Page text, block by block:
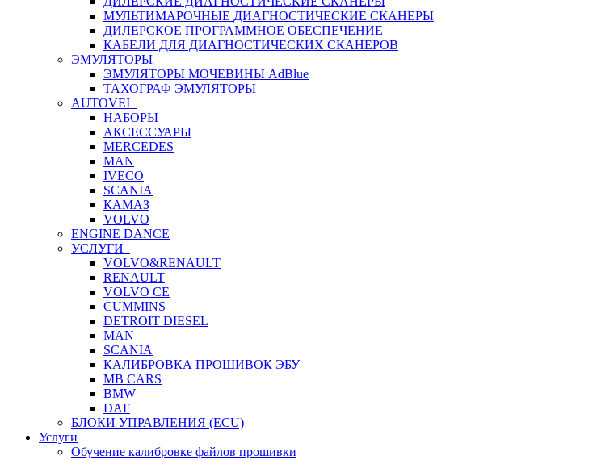
МУЛЬТИМАРОЧНЫЕ ДИАГНОСТИЧЕСКИЕ СКАНЕРЫ
ДИЛЕРСКОЕ ПРОГРАММНОЕ ОБЕСПЕЧЕНИЕ
КАБЕЛИ ДЛЯ ДИАГНОСТИЧЕСКИХ СКАНЕРОВ
ЭМУЛЯТОРЫ
ЭМУЛЯТОРЫ МОЧЕВИНЫ АdBlue
ТАХОГРАФ ЭМУЛЯТОРЫ
AUTOVEI
НАБОРЫ
АКСЕССУАРЫ
MERCEDES
MAN
IVECO
SCANIA
КАМАЗ
VOLVO
ENGINE DANCE
УСЛУГИ
VOLVO&RENAULT
RENAULT
VOLVO CE
CUMMINS
DETROIT DIESEL
MAN
SCANIA
КАЛИБРОВКА ПРОШИВОК ЭБУ
MB CARS
BMW
DAF
БЛОКИ УПРАВЛЕНИЯ (ECU)
Услуги
Обучение калибровке файлов прошивки